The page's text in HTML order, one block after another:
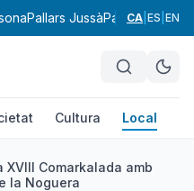
Pallars JussàPallars Sobirà
CA ES EN
Cultura Local
XVIII Comarkalada amb
la Noguera